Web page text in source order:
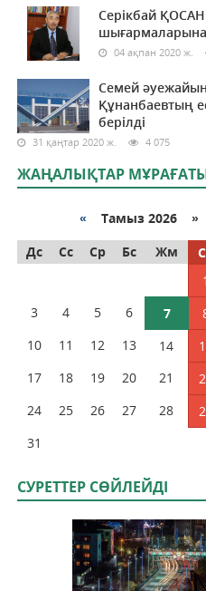
Серікбай
шығармаларына
04 ақпан 2020 ж.
Семей
Құнанбаевтың
берілді
31 қаңтар 2020 ж. 4 075
ЖАҢАЛЫҚТАР
« Тамыз 2026 »
Дс
Сс Ср Бс Жм
1
3
4 5 6 7
10
11 12 13 14
17
18 19 20 21
24
25 26 27 28
31
СУРЕТТЕР СӨЙЛЕЙДI